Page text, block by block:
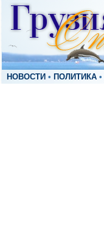
НОВОСТИ • ПОЛИТИКА •